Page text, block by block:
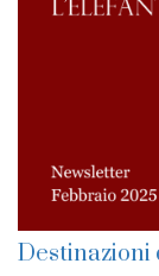
Destinazioni